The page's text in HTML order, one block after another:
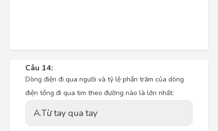
Câu 14:
Dòng điện đi qua người và tỷ lệ phần trăm của dòng
điện tổng đi qua tim theo đường nào là lớn nhất:
A.Từ tay qua tay